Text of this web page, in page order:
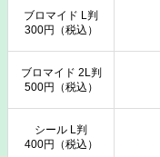
ブロマイド L判
300円（税込）
ブロマイド 2L判
500円（税込）
シール L判
400円（税込）